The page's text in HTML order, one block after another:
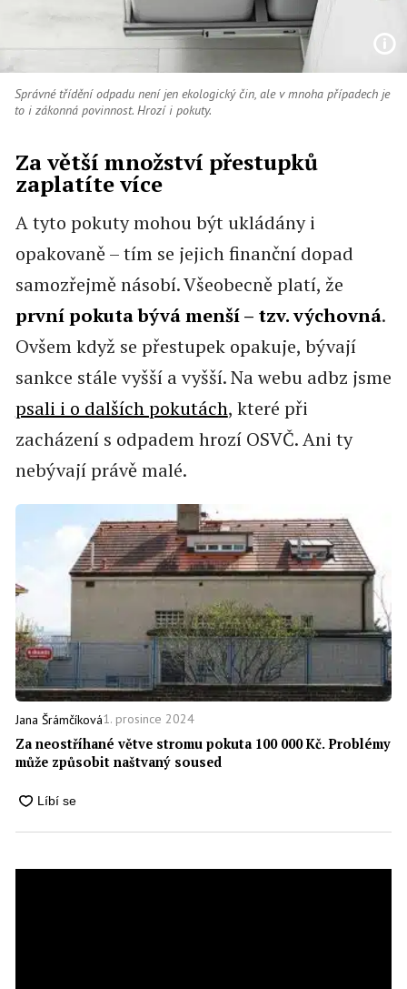
Správné třídění odpadu není jen ekologický čin, ale v mnoha případech je
to i zákonná povinnost. Hrozí i pokuty.
Za větší množství přestupků
zaplatíte více
A tyto pokuty mohou být ukládány i
opakovaně – tím se jejich finanční dopad
samozřejmě násobí. Všeobecně platí, že
první pokuta bývá menší – tzv. výchovná.
Ovšem když se přestupek opakuje, bývají
sankce stále vyšší a vyšší. Na webu adbz jsme
psali i o dalších pokutách, které při
zacházení s odpadem hrozí OSVČ. Ani ty
nebývají právě malé.
Jana Šrámčíková1. prosince 2024
Za neostříhané větve stromu pokuta 100 000 Kč. Problémy
může způsobit naštvaný soused